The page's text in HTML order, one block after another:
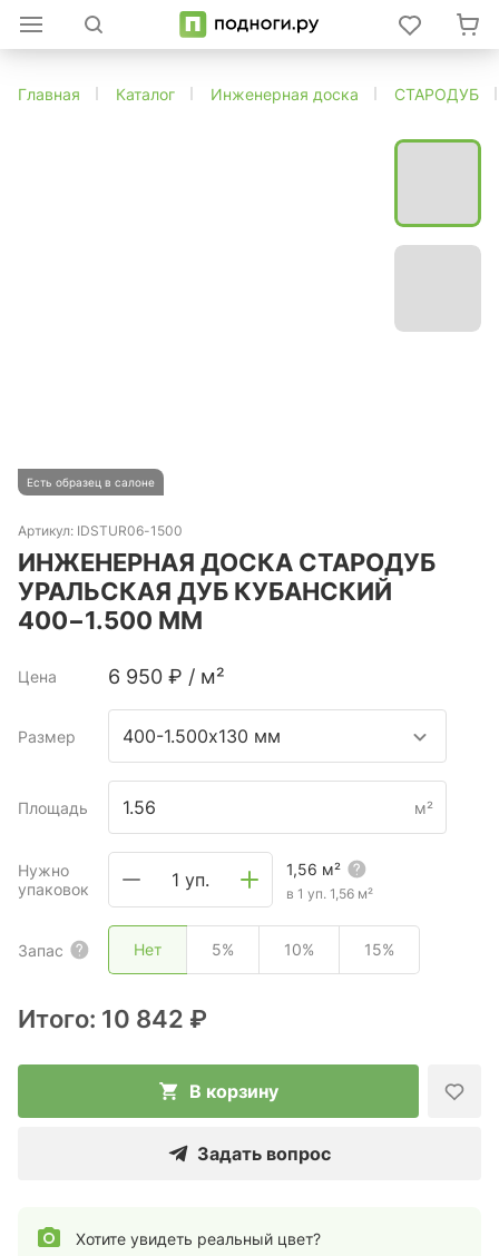
Главная Каталог Инженерная доска СТАРОДУБ
Есть образец в салоне
Артикул: IDSTUR06-1500
ИНЖЕНЕРНАЯ ДОСКА СТАРОДУБ
УРАЛЬСКАЯ ДУБ КУБАНСКИЙ
400−1.500 ММ
Цена 6 950 ₽ / м²
Размер 400-1.500х130 мм
Площадь м²
Нужно
упаковок
1 уп. 1,56 м²
в 1 уп. 1,56 м²
Запас Нет 5% 10% 15%
Итого: 10 842 ₽
В корзину
Задать вопрос
Хотите увидеть реальный цвет?